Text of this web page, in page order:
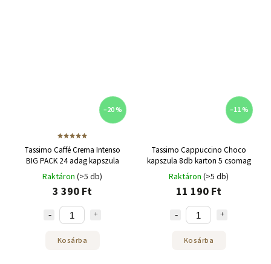
–20 %
Tassimo Caffé Crema Intenso
BIG PACK 24 adag kapszula
Raktáron (>5 db)
3 390 Ft
Kosárba
–11 %
Tassimo Cappuccino Choco
kapszula 8db karton 5 csomag
Raktáron (>5 db)
11 190 Ft
Kosárba